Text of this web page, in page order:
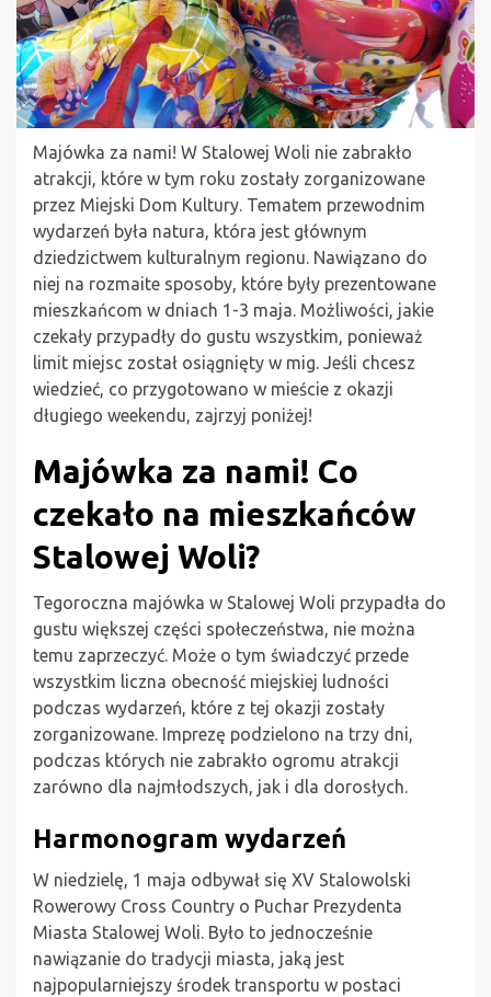
Majówka za nami! W Stalowej Woli nie zabrakło
atrakcji, które w tym roku zostały zorganizowane
przez Miejski Dom Kultury. Tematem przewodnim
wydarzeń była natura, która jest głównym
dziedzictwem kulturalnym regionu. Nawiązano do
niej na rozmaite sposoby, które były prezentowane
mieszkańcom w dniach 1-3 maja. Możliwości, jakie
czekały przypadły do gustu wszystkim, ponieważ
limit miejsc został osiągnięty w mig. Jeśli chcesz
wiedzieć, co przygotowano w mieście z okazji
długiego weekendu, zajrzyj poniżej!
Majówka za nami! Co
czekało na mieszkańców
Stalowej Woli?
Tegoroczna majówka w Stalowej Woli przypadła do
gustu większej części społeczeństwa, nie można
temu zaprzeczyć. Może o tym świadczyć przede
wszystkim liczna obecność miejskiej ludności
podczas wydarzeń, które z tej okazji zostały
zorganizowane. Imprezę podzielono na trzy dni,
podczas których nie zabrakło ogromu atrakcji
zarówno dla najmłodszych, jak i dla dorosłych.
Harmonogram wydarzeń
W niedzielę, 1 maja odbywał się XV Stalowolski
Rowerowy Cross Country o Puchar Prezydenta
Miasta Stalowej Woli. Było to jednocześnie
nawiązanie do tradycji miasta, jaką jest
najpopularniejszy środek transportu w postaci